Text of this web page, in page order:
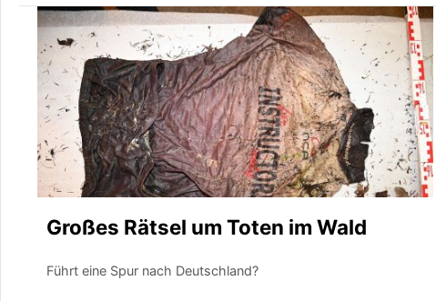
Großes Rätsel um Toten im Wald
Führt eine Spur nach Deutschland?